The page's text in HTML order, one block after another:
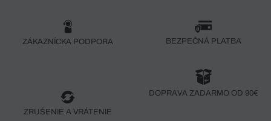
ZÁKAZNÍCKA PODPORA BEZPEČNÁ PLATBA
ZRUŠENIE A VRÁTENIE
DOPRAVA ZADARMO OD 90€